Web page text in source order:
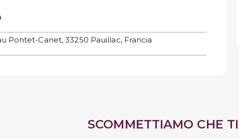
Pontet-Canet, 33250 Pauillac, Francia
SCOMMETTIAMO CHE